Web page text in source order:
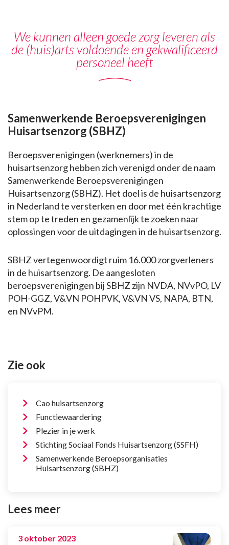
We kunnen alleen goede zorg leveren als
de (huis)arts voldoende en gekwalificeerd
personeel heeft
Samenwerkende Beroepsverenigingen
Huisartsenzorg (SBHZ)
Beroepsverenigingen (werknemers) in de
huisartsenzorg hebben zich verenigd onder de naam
Samenwerkende Beroepsverenigingen
Huisartsenzorg (SBHZ). Het doel is de huisartsenzorg
in Nederland te versterken en door met één krachtige
stem op te treden en gezamenlijk te zoeken naar
oplossingen voor de uitdagingen in de huisartsenzorg.
SBHZ vertegenwoordigt ruim 16.000 zorgverleners
in de huisartsenzorg. De aangesloten
beroepsverenigingen bij SBHZ zijn NVDA, NVvPO, LV
POH-GGZ, V&VN POHPVK, V&VN VS, NAPA, BTN,
en NVvPM.
Zie ook
Cao huisartsenzorg
Functiewaardering
Plezier in je werk
Stichting Sociaal Fonds Huisartsenzorg (SSFH)
Samenwerkende Beroepsorganisaties
Huisartsenzorg (SBHZ)
Lees meer
3 oktober 2023